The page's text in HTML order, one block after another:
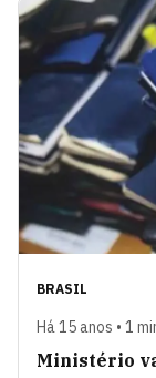
BRASIL
Há 15 anos • 1
Ministério